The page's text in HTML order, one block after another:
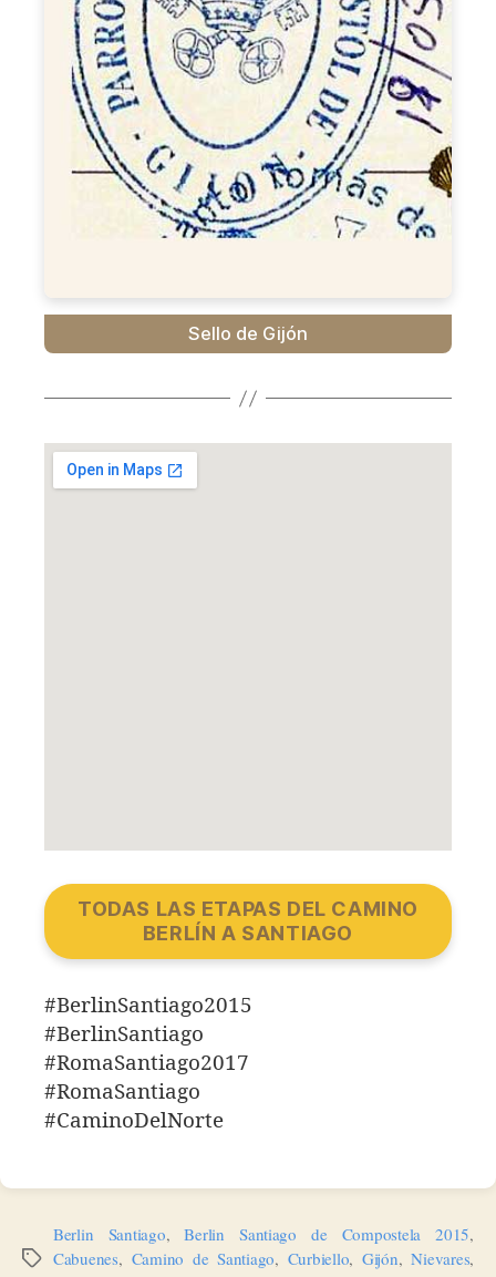
Sello de Gijón
TODAS LAS ETAPAS DEL CAMINO
BERLÍN A SANTIAGO
#BerlinSantiago2015
#BerlinSantiago
#RomaSantiago2017
#RomaSantiago
#CaminoDelNorte
Etiquetas
Berlin Santiago,Berlin Santiago de Compostela 2015,
Cabuenes, Camino de Santiago, Curbiello, Gijón,Nievares,